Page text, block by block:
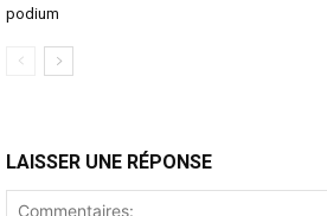
podium
LAISSER UNE RÉPONSE